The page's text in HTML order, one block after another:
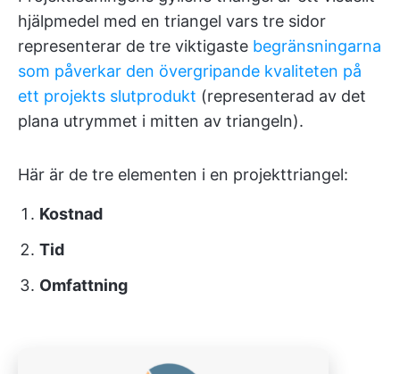
hjälpmedel med en triangel vars tre sidor
representerar de tre viktigaste begränsningarna
som påverkar den övergripande kvaliteten på
ett projekts slutprodukt (representerad av det
plana utrymmet i mitten av triangeln).
Här är de tre elementen i en projekttriangel:
Kostnad
Tid
Omfattning